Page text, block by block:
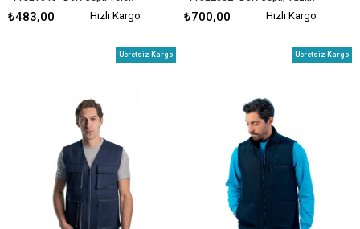
Yazlık Yelek
₺483,00 Hızlı Kargo
Yelek
₺700,00 Hızlı Kargo
Ücretsiz Kargo Ücretsiz Kargo